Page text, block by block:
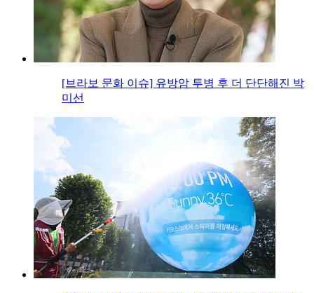
[브라보 문화 이슈] 유방암 투병 후 더 단단해진 박
미선